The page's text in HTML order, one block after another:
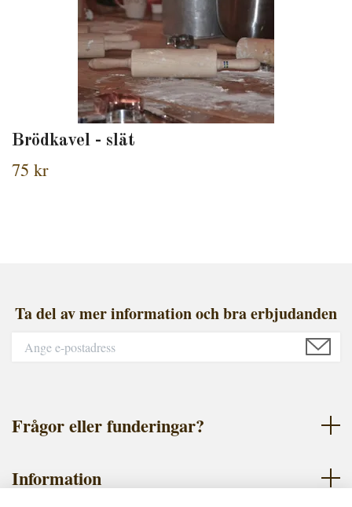
Brödkavel - slät
75 kr
Ta del av mer information och bra erbjudanden
Frågor eller funderingar?
Information